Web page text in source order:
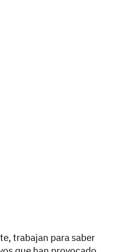
trabajan para saber